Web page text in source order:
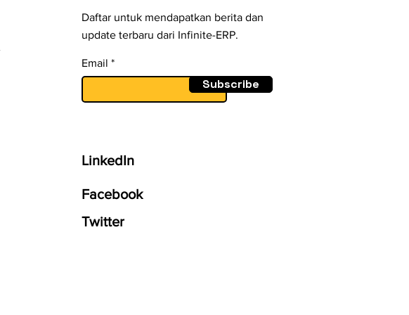
Daftar untuk mendapatkan berita dan
update terbaru dari Infinite-ERP.
Email
Subscribe
LinkedIn
Facebook
Twitter